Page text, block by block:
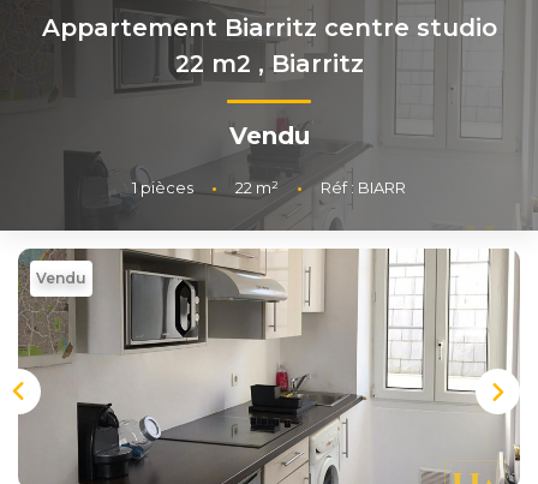
Services
Nous
Rejoindre
Estimer
Bien
Appartement Biarritz centre studio
22 m2 , Biarritz
Vendu
1pièces • 22 m² • Réf : BIARR
Vendu